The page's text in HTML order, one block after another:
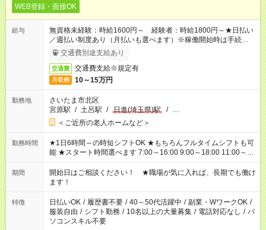
WEB登録・面接OK
給与
無資格未経験：時給1600円～ 経験者：時給1800円～★日払い
／週払い制度あり（月払いも選べます）※稼働開始時は手続き完
了次第のお支払いとなります。
交通費別途支給あり
交通費 交通費支給※規定有
月収例 10～15万円
勤務地
さいたま市北区
宮原駅 / 土呂駅 / 日進(埼玉県)駅 / …
＜ご近所の老人ホームなど＞
勤務時間
★1日6時間～の時短シフトOK ★もちろんフルタイムシフトも可
能 ★スタート時間選べます 7:00～16:00 9:00～18:00 11:00～
20:00 など 残業なし！ ※Wワークの場合、他のお仕事と合わせ
週40時間超の就業はご案内できません ※法令に基づき、週20時
間以上勤務は社会保険への加入対象となります ※労働者派遣法
（日雇い派遣の原則禁止）により、短時間・短期間の就業はご
案内が難しい場合があります
期間
開始日はご相談ください！ ★職場が気に入れば、長期でも働け
ます！
特徴 日払いOK / 履歴書不要 / 40～50代活躍中 / 副業・WワークOK /
服装自由 / シフト勤務 / 10名以上の大量募集 / 電話対応なし / パ
ソコンスキル不要